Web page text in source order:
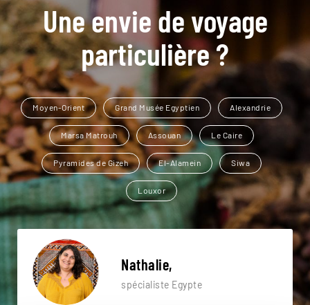
Une envie de voyage
particulière ?
Moyen-Orient Grand Musée Egyptien Alexandrie
Marsa Matrouh Assouan Le Caire
Pyramides de Gizeh El-Alamein Siwa
Louxor
Nathalie,
spécialiste Egypte